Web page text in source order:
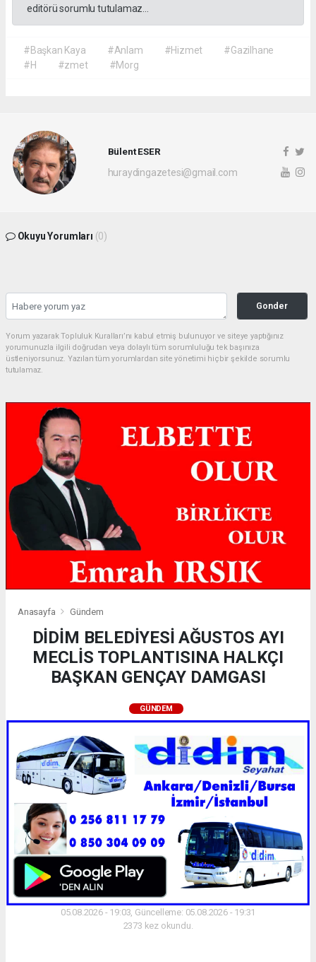
editörü sorumlu tutulamaz...
#Başkan Kaya #Anlam #Hizmet
#Gazilhane
#H
#zmet #Morg
Bülent ESER
huraydingazetesi@gmail.com
Okuyu Yorumları (0)
Gonder
Yorum yazarak Topluluk Kuralları’nı kabul etmiş bulunuyor ve siteye yaptığınız
yorumunuzla ilgili doğrudan veya dolaylı tüm sorumluluğu tek başınıza
üstleniyorsunuz. Yazılan tüm yorumlardan site yönetimi hiçbir şekilde sorumlu
tutulamaz.
Anasayfa Gündem
DİDİM BELEDİYESİ AĞUSTOS AYI
MECLİS TOPLANTISINA HALKÇI
BAŞKAN GENÇAY DAMGASI
GÜNDEM
05.08.2026 - 19:03, Güncelleme: 05.08.2026 - 19:31
2373 kez okundu.